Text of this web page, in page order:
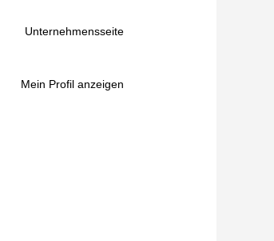
Unternehmensseite
Mein Profil anzeigen